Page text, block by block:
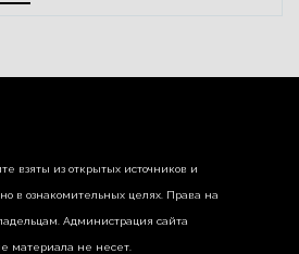
взяты из открытых источников и
в ознакомительных целях. Права на
Администрация сайта
материала не несет.